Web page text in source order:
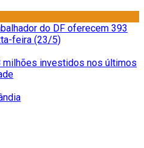
do DF oferecem 393
feira (23/5)
milhões investidos nos últimos